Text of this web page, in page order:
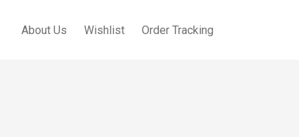
About Us Wishlist Order Tracking